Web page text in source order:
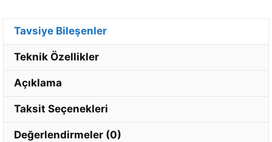
Tavsiye Bileşenler
Teknik Özellikler
Açıklama
Taksit Seçenekleri
Değerlendirmeler (0)